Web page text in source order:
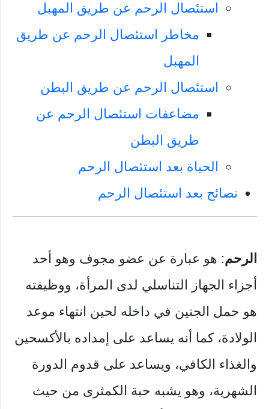
استئصال الرحم عن طريق المهبل
مخاطر استئصال الرحم عن طريق
المهبل
استئصال الرحم عن طريق البطن
مضاعفات استئصال الرحم عن
طريق البطن
الحياة بعد استئصال الرحم
نصائح بعد استئصال الرحم
الرحم: هو عبارة عن عضو مجوف وهو أحد
أجزاء الجهاز التناسلي لدى المرأة، ووظيفته
هو حمل الجنين في داخله لحين انتهاء موعد
الولادة، كما أنه يساعد على إمداده بالأكسحين
والغذاء الكافي، ويساعد على قدوم الدورة
الشهرية، وهو يشبه حبة الكمثرى من حيث